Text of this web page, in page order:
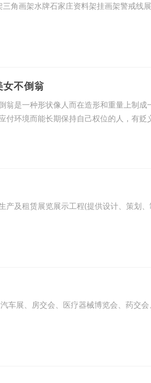
角画架水牌石家庄资料架挂画架警戒线
不倒翁
翁是一种形状像人而在造形和重量上制成
付环境而能长期保持自己权位的人，有贬
及租赁展览展示工程(提供设计、策划
车展、房交会、医疗器械博览会、药交